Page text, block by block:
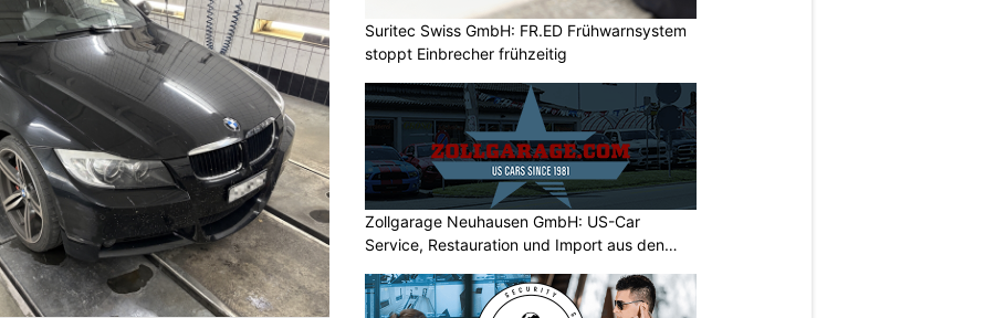
Suritec Swiss GmbH: FR.ED Frühwarnsystem
stoppt Einbrecher frühzeitig
Zollgarage Neuhausen GmbH: US-Car
Service, Restauration und Import aus den